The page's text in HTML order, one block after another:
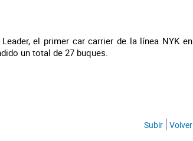
el primer car carrier de la línea NYK en
un total de 27 buques.
Subir Volver